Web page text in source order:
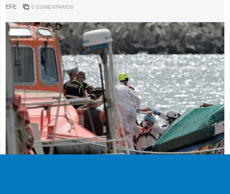
EFE 0 COMENTARIOS